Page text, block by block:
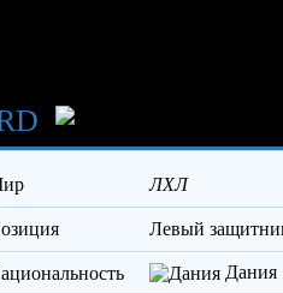
ЛХЛ
левый
Дания